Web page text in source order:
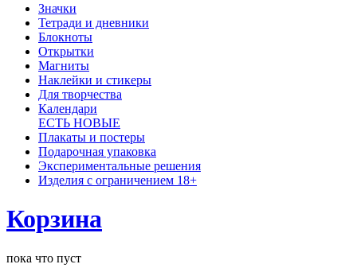
Значки
Тетради и дневники
Блокноты
Открытки
Магниты
Наклейки и стикеры
Для творчества
Календари
ЕСТЬ НОВЫЕ
Плакаты и постеры
Подарочная упаковка
Экспериментальные решения
Изделия с ограничением 18+
Корзина
пока что пуст